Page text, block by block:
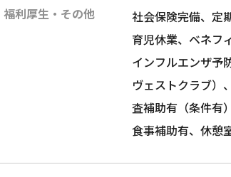
福利厚生・その他
社会保険完備、定
育児休業、ベネフ
インフルエンザ予
ヴェストクラブ）
査補助有（条件有
食事補助有、休憩